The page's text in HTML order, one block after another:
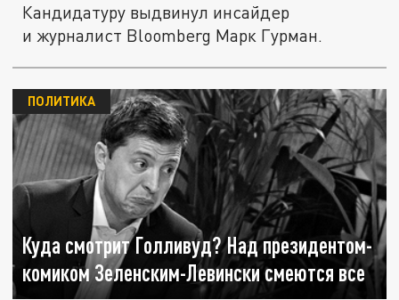
Кандидатуру выдвинул инсайдер
и журналист Bloomberg Марк Гурман.
Куда смотрит Голливуд? Над президентом-
комиком Зеленским-Левински смеются все
ПОЛИТИКА